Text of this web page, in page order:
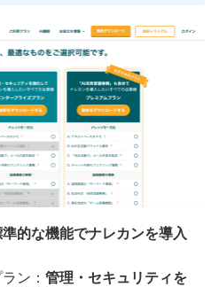
準的な機能でナレカンを導入
ン： 管理・セキュリティを